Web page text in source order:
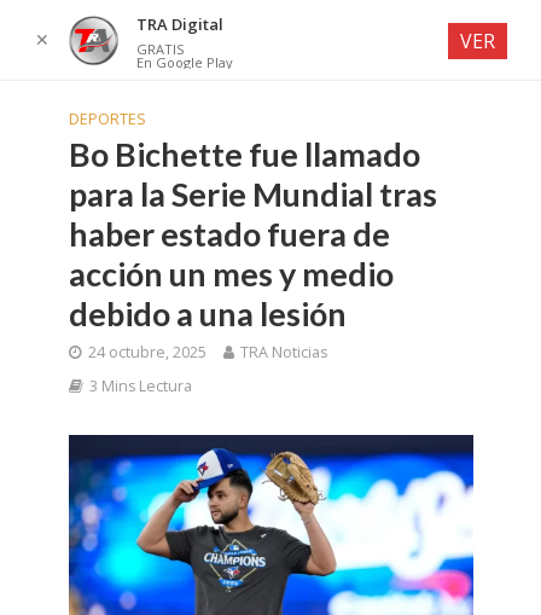
DEPORTES
Bo Bichette fue llamado
para la Serie Mundial tras
haber estado fuera de
acción un mes y medio
debido a una lesión
24 octubre, 2025
TRA Noticias
3 Mins Lectura
✕
TRA Digital
GRATIS
En Google Play
VER